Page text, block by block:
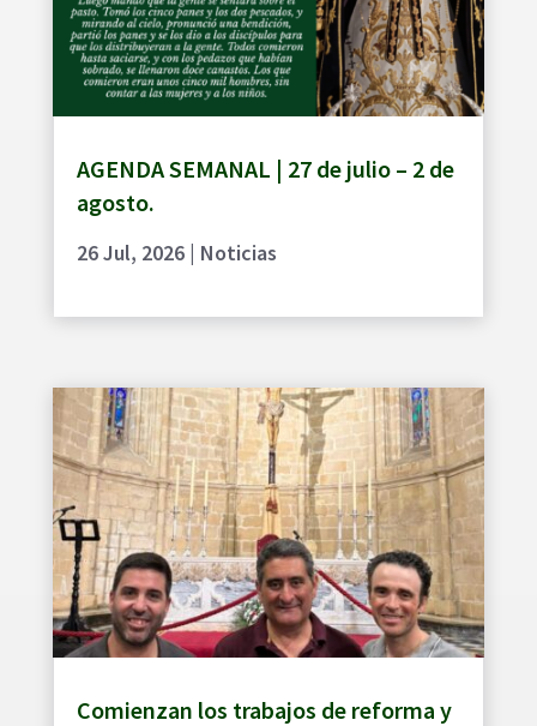
AGENDA SEMANAL | 27 de julio – 2 de
agosto.
26 Jul, 2026| Noticias
Comienzan los trabajos de reforma y